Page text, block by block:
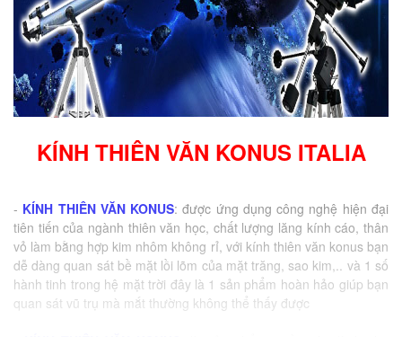
KÍNH THIÊN VĂN KONUS ITALIA
- KÍNH THIÊN VĂN KONUS: được ứng dụng công nghệ hiện đại
tiên tiến của ngành thiên văn học, chất lượng lăng kính cáo, thân
vỏ làm bằng hợp kim nhôm không rỉ, với kính thiên văn konus bạn
dễ dàng quan sát bề mặt lồi lõm của mặt trăng, sao kim,.. và 1 số
hành tinh trong hệ mặt trời đây là 1 sản phẩm hoàn hảo giúp bạn
quan sát vũ trụ mà mắt thường không thể thấy được